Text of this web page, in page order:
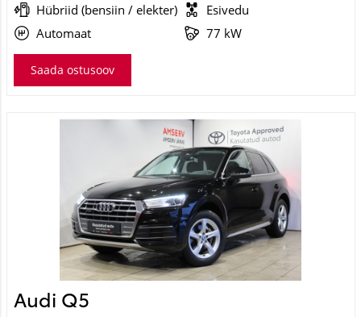
Hübriid (bensiin / elekter)
Esivedu
Automaat
77 kW
Saada ostusoov
Audi Q5